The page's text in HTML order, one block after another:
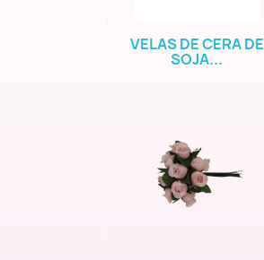
VELAS DE CERA DE
SOJA...